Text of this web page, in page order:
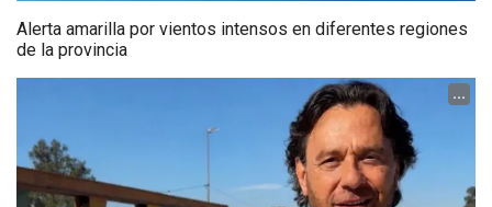
Alerta amarilla por vientos intensos en diferentes regiones
de la provincia
...